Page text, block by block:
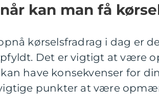
kan man få
kørselsfradrag i dag er
Det er vigtigt at være
have konsekvenser for
punkter at være